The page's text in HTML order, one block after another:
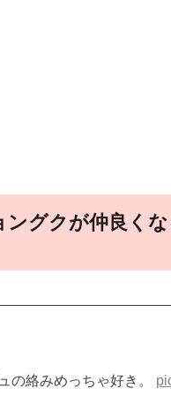
ングクが仲良く
の絡みめっちゃ好き。